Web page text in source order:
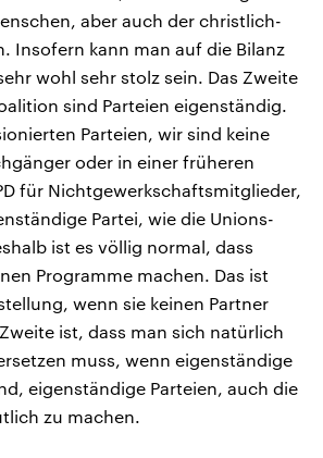
aber auch der christlich-
Insofern kann man auf die Bilanz
wohl sehr stolz sein. Das Zweite
sind Parteien eigenständig.
Parteien, wir sind keine
oder in einer früheren
für Nichtgewerkschaftsmitglieder,
Partei, wie die Unions-
ist es völlig normal, dass
Programme machen. Das ist
wenn sie keinen Partner
ist, dass man sich natürlich
muss, wenn eigenständige
eigenständige Parteien, auch die
zu machen.